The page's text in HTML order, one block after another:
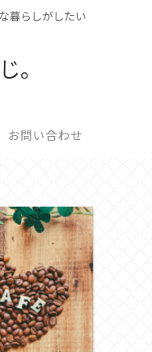
暮らしがしたい
。
お問い合わせ